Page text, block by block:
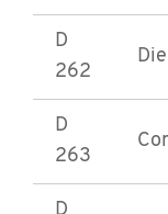
D
262
D
263